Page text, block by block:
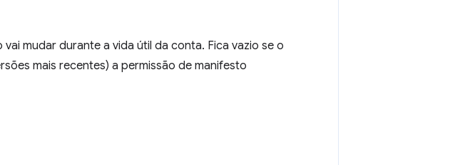
mudar durante a vida útil da conta. Fica vazio se o
mais recentes) a permissão de manifesto